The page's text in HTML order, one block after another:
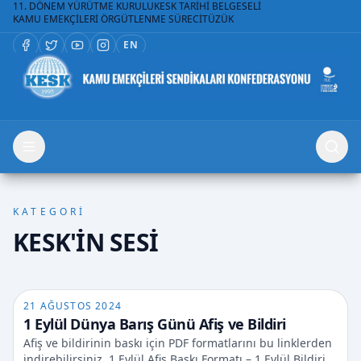
11. DÖNEM YÜRÜTME KURULUKESK TARİHİ BELGESELİ
KAMU EMEKÇİLERİ ÖRGÜTLENME SÜRECİTÜZÜK
EN
KATEGORİ
KESK'İN SESİ
21 AĞUSTOS 2024
1 Eylül Dünya Barış Günü Afiş ve Bildiri
Afiş ve bildirinin baskı için PDF formatlarını bu linklerden